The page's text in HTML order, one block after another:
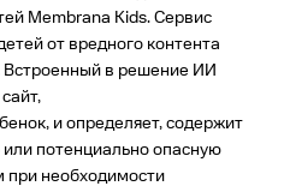
Membrana Kids. Сервис
от вредного контента
в решение ИИ
и определяет, содержит
потенциально опасную
необходимости